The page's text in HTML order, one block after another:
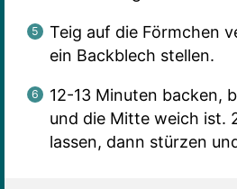
Teig auf die Förmchen
ein Backblech stellen.
12-13 Minuten backen,
und die Mitte weich ist.
lassen, dann stürzen